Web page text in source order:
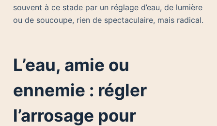
souvent à ce stade par un réglage d’eau, de lumière
ou de soucoupe, rien de spectaculaire, mais radical.
L’eau, amie ou
ennemie : régler
l’arrosage pour